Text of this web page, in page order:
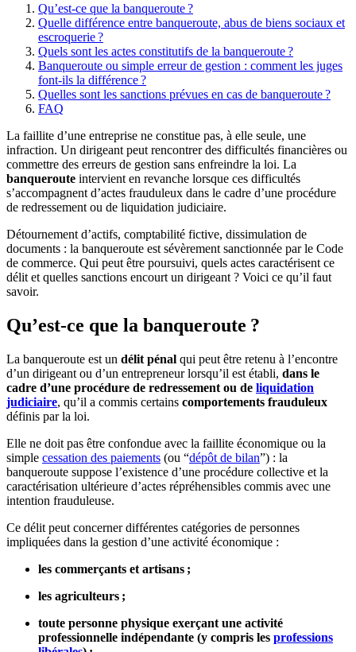
Qu’est-ce que la banqueroute ?
Quelle différence entre banqueroute, abus de biens sociaux et
escroquerie ?
Quels sont les actes constitutifs de la banqueroute ?
Banqueroute ou simple erreur de gestion : comment les juges
font-ils la différence ?
Quelles sont les sanctions prévues en cas de banqueroute ?
FAQ
La faillite d’une entreprise ne constitue pas, à elle seule, une
infraction. Un dirigeant peut rencontrer des difficultés financières ou
commettre des erreurs de gestion sans enfreindre la loi. La
banqueroute intervient en revanche lorsque ces difficultés
s’accompagnent d’actes frauduleux dans le cadre d’une procédure
de redressement ou de liquidation judiciaire.
Détournement d’actifs, comptabilité fictive, dissimulation de
documents : la banqueroute est sévèrement sanctionnée par le Code
de commerce. Qui peut être poursuivi, quels actes caractérisent ce
délit et quelles sanctions encourt un dirigeant ? Voici ce qu’il faut
savoir.
Qu’est-ce que la banqueroute ?
La banqueroute est un délit pénal qui peut être retenu à l’encontre
d’un dirigeant ou d’un entrepreneur lorsqu’il est établi, dans le
cadre d’une procédure de redressement ou de liquidation
judiciaire, qu’il a commis certains comportements frauduleux
définis par la loi.
Elle ne doit pas être confondue avec la faillite économique ou la
simple cessation des paiements (ou “dépôt de bilan”) : la
banqueroute suppose l’existence d’une procédure collective et la
caractérisation ultérieure d’actes répréhensibles commis avec une
intention frauduleuse.
Ce délit peut concerner différentes catégories de personnes
impliquées dans la gestion d’une activité économique :
les commerçants et artisans ;
les agriculteurs ;
toute personne physique exerçant une activité
professionnelle indépendante (y compris les professions